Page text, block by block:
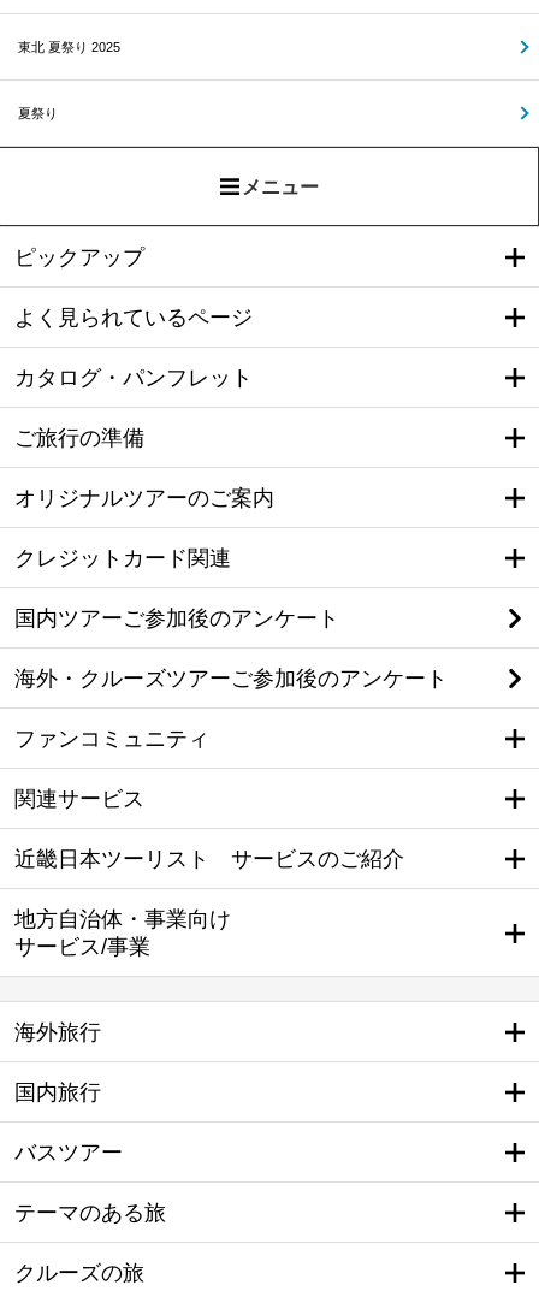
東北 夏祭り 2025
夏祭り
メニュー
ピックアップ
よく見られているページ
カタログ・パンフレット
ご旅行の準備
オリジナルツアーのご案内
クレジットカード関連
国内ツアーご参加後のアンケート
海外・クルーズツアーご参加後のアンケート
ファンコミュニティ
関連サービス
近畿日本ツーリスト サービスのご紹介
地方自治体・事業向け
サービス/事業
海外旅行
国内旅行
バスツアー
テーマのある旅
クルーズの旅